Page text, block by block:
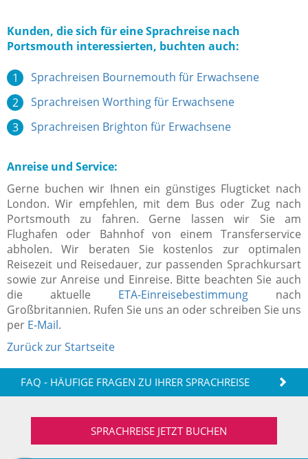
Kunden, die sich für eine Sprachreise nach
Portsmouth interessierten, buchten auch:
Sprachreisen Bournemouth für Erwachsene
Sprachreisen Worthing für Erwachsene
Sprachreisen Brighton für Erwachsene
Anreise und Service:
Gerne buchen wir Ihnen ein günstiges Flugticket nach
London. Wir empfehlen, mit dem Bus oder Zug nach
Portsmouth zu fahren. Gerne lassen wir Sie am
Flughafen oder Bahnhof von einem Transferservice
abholen. Wir beraten Sie kostenlos zur optimalen
Reisezeit und Reisedauer, zur passenden Sprachkursart
sowie zur Anreise und Einreise. Bitte beachten Sie auch
die aktuelle ETA-Einreisebestimmung nach
Großbritannien. Rufen Sie uns an oder schreiben Sie uns
per E-Mail.
Zurück zur Startseite
FAQ - HÄUFIGE FRAGEN ZU IHRER SPRACHREISE
SPRACHREISE JETZT BUCHEN